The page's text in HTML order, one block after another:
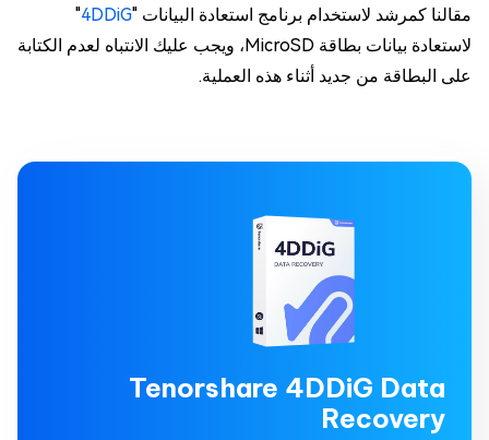
مقالنا كمرشد لاستخدام برنامج استعادة البيانات "4DDiG
"
لاستعادة بيانات بطاقة MicroSD، ويجب عليك الانتباه لعدم الكتابة
على البطاقة من جديد أثناء هذه العملية.
Tenorshare 4DDiG Data
Recovery